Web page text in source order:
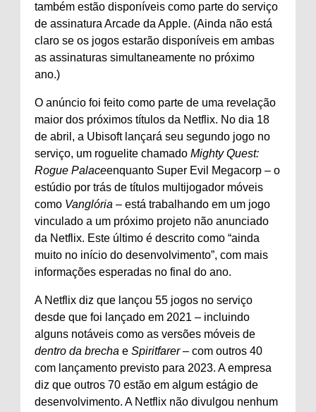
também estão disponíveis como parte do serviço
de assinatura Arcade da Apple. (Ainda não está
claro se os jogos estarão disponíveis em ambas
as assinaturas simultaneamente no próximo
ano.)
O anúncio foi feito como parte de uma revelação
maior dos próximos títulos da Netflix. No dia 18
de abril, a Ubisoft lançará seu segundo jogo no
serviço, um roguelite chamado Mighty Quest:
Rogue Palaceenquanto Super Evil Megacorp – o
estúdio por trás de títulos multijogador móveis
como Vanglória – está trabalhando em um jogo
vinculado a um próximo projeto não anunciado
da Netflix. Este último é descrito como “ainda
muito no início do desenvolvimento”, com mais
informações esperadas no final do ano.
A Netflix diz que lançou 55 jogos no serviço
desde que foi lançado em 2021 – incluindo
alguns notáveis ​​como as versões móveis de
dentro da brecha e Spiritfarer– com outros 40
com lançamento previsto para 2023. A empresa
diz que outros 70 estão em algum estágio de
desenvolvimento. A Netflix não divulgou nenhum